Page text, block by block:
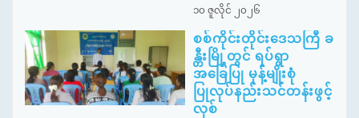
၁၀ ဇူလိုင် ၂၀၂၆
စစ်ကိုင်းတိုင်းဒေသကြီ ခ
န္တီးမြို့တွင် ရပ်ရွာ
အခြေပြု မုန့်မျိုးစုံ
ပြုလုပ်နည်းသင်တန်းဖွင့်
လှစ်